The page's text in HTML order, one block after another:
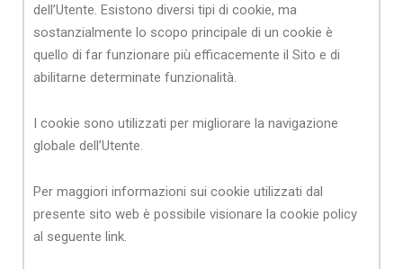
dell’Utente. Esistono diversi tipi di cookie, ma
sostanzialmente lo scopo principale di un cookie è
quello di far funzionare più efficacemente il Sito e di
abilitarne determinate funzionalità.
I cookie sono utilizzati per migliorare la navigazione
globale dell’Utente.
Per maggiori informazioni sui cookie utilizzati dal
presente sito web è possibile visionare la cookie policy
al seguente link.